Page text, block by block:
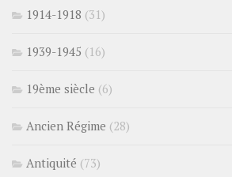
1914-1918 (31)
1939-1945 (16)
19ème siècle (6)
Ancien Régime (28)
Antiquité (73)